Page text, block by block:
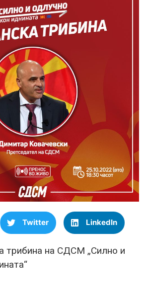
Twitter LinkedIn
трибина на СДСМ „Силно и